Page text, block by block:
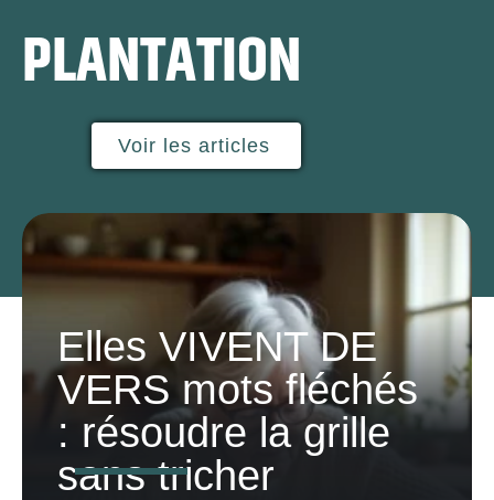
PLANTATION
Voir les articles
Elles VIVENT DE
VERS mots fléchés
: résoudre la grille
sans tricher